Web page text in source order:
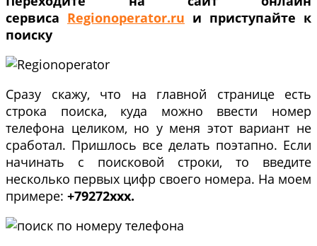
сервиса Regionoperator.ru и приступайте к
поиску
Сразу скажу, что на главной странице есть
строка поиска, куда можно ввести номер
телефона целиком, но у меня этот вариант не
сработал. Пришлось все делать поэтапно. Если
начинать с поисковой строки, то введите
несколько первых цифр своего номера. На моем
примере: +79272ххх.